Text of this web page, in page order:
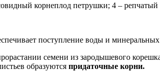
корнеплод петрушки; 4 –
поступление воды и
семени из зародышевого корешка
образуются придаточные корни.